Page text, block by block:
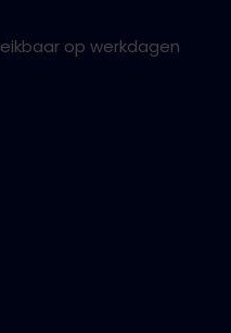
op werkdagen